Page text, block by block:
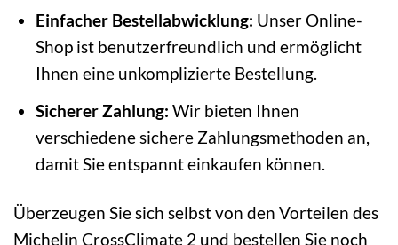
Einfacher Bestellabwicklung: Unser Online-
Shop ist benutzerfreundlich und ermöglicht
Ihnen eine unkomplizierte Bestellung.
Sicherer Zahlung: Wir bieten Ihnen
verschiedene sichere Zahlungsmethoden an,
damit Sie entspannt einkaufen können.
Überzeugen Sie sich selbst von den Vorteilen des
Michelin CrossClimate 2 und bestellen Sie noch